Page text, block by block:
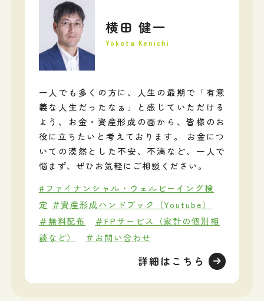
横田 健一
Yokota Kenichi
一人でも多くの方に、人生の最期で「有意
義な人生だったなぁ」と感じていただける
よう、お金・資産形成の面から、皆様のお
役に立ちたいと考えております。 お金につ
いての漠然とした不安、不満など、一人で
悩まず、ぜひお気軽にご相談ください。
#ファイナンシャル・ウェルビーイング検
定 ＃資産形成ハンドブック（Youtube）
＃無料配布
＃FPサービス（家計の個別相
談など）
＃お問い合わせ
詳細はこちら